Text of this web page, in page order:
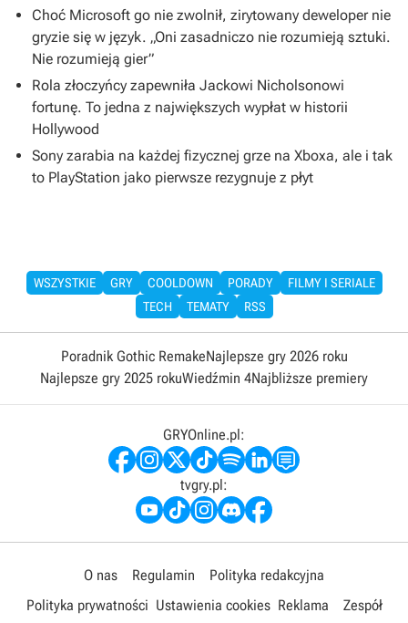
Choć Microsoft go nie zwolnił, zirytowany deweloper nie
gryzie się w język. „Oni zasadniczo nie rozumieją sztuki.
Nie rozumieją gier”
Rola złoczyńcy zapewniła Jackowi Nicholsonowi
fortunę. To jedna z największych wypłat w historii
Hollywood
Sony zarabia na każdej fizycznej grze na Xboxa, ale i tak
to PlayStation jako pierwsze rezygnuje z płyt
WSZYSTKIE GRY COOLDOWN PORADY
FILMY I SERIALE
TECH
TEMATY RSS
Poradnik Gothic RemakeNajlepsze gry 2026 roku
Najlepsze gry 2025 rokuWiedźmin 4Najbliższe premiery
GRYOnline.pl:
tvgry.pl:
O nas Regulamin
Polityka redakcyjna
Polityka prywatności Ustawienia cookies Reklama Zespół